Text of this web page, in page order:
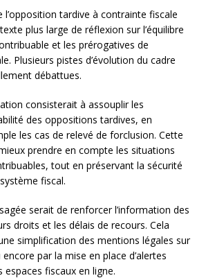
l’opposition tardive à contrainte fiscale
plus large de réflexion sur l’équilibre
et les prérogatives de
Plusieurs pistes d’évolution du cadre
débattues.
consisterait à assouplir les
des oppositions tardives, en
les cas de relevé de forclusion. Cette
prendre en compte les situations
tout en préservant la sécurité
fiscal.
serait de renforcer l’information des
droits et les délais de recours. Cela
simplification des mentions légales sur
par la mise en place d’alertes
fiscaux en ligne.